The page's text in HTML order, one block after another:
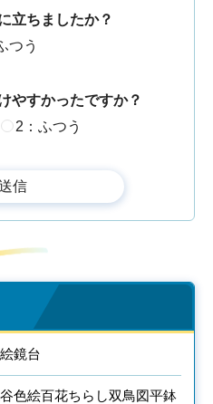
立ちましたか？
つう
やすかったですか？
2：ふつう
鏡台
色絵百花ちらし双鳥図平鉢